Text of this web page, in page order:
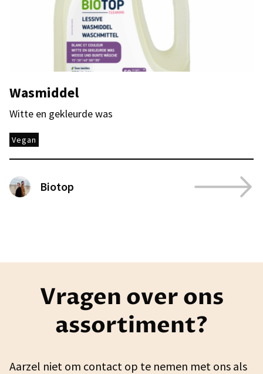
Wasmiddel
Witte en gekleurde was
Vegan
Biotop
Vragen over ons
assortiment?
Aarzel niet om contact op te nemen met ons als